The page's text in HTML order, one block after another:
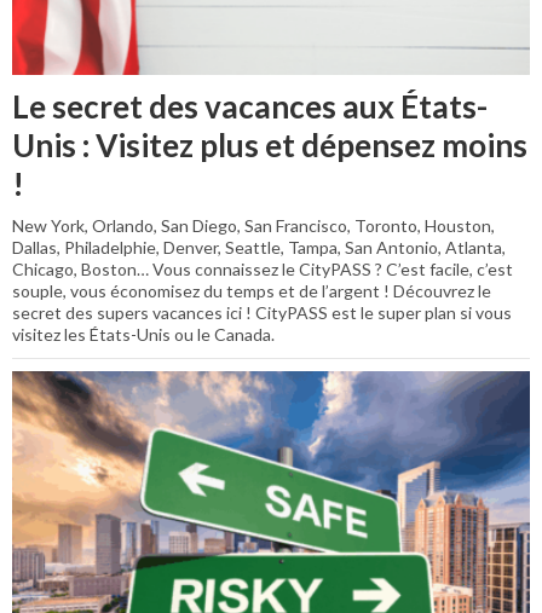
Le secret des vacances aux États-
Unis : Visitez plus et dépensez moins
!
New York, Orlando, San Diego, San Francisco, Toronto, Houston,
Dallas, Philadelphie, Denver, Seattle, Tampa, San Antonio, Atlanta,
Chicago, Boston… Vous connaissez le CityPASS ? C’est facile, c’est
souple, vous économisez du temps et de l’argent ! Découvrez le
secret des supers vacances ici ! CityPASS est le super plan si vous
visitez les États-Unis ou le Canada.